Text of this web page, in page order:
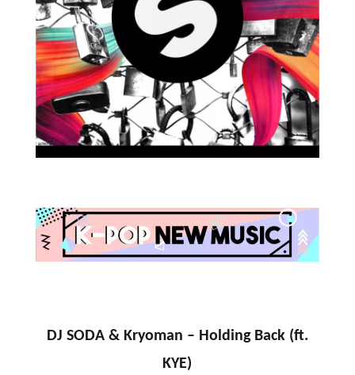
DJ SODA & Kryoman – Holding Back (ft.
KYE)